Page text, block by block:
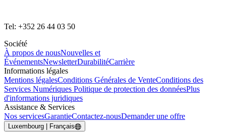
Tel: +352 26 44 03 50
Société
À propos de nousNouvelles et
ÉvénementsNewsletterDurabilitéCarrière
Informations légales
Mentions légalesConditions Générales de VenteConditions des
Services Numériques Politique de protection des donnéesPlus
d'informations juridiques
Assistance & Services
Nos servicesGarantieContactez-nousDemander une offre
Luxembourg | Français